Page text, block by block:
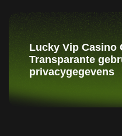
Lucky Vip Casino
Transparante
privacygegevens